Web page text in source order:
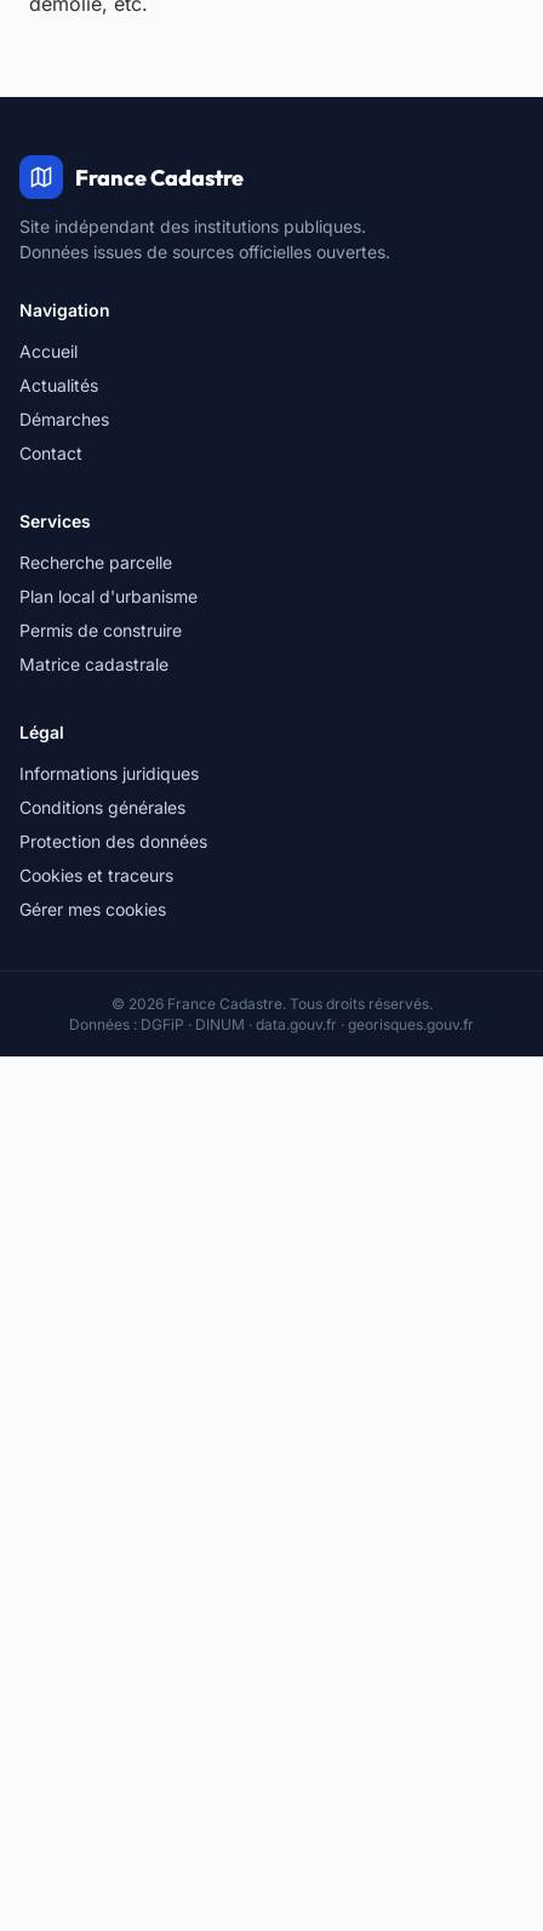
France Cadastre
Site indépendant des institutions publiques.
Données issues de sources officielles ouvertes.
Navigation
Accueil
Actualités
Démarches
Contact
Services
Recherche parcelle
Plan local d'urbanisme
Permis de construire
Matrice cadastrale
Légal
Informations juridiques
Conditions générales
Protection des données
Cookies et traceurs
Gérer mes cookies
© 2026 France Cadastre. Tous droits réservés.
Données : DGFiP · DINUM · data.gouv.fr · georisques.gouv.fr